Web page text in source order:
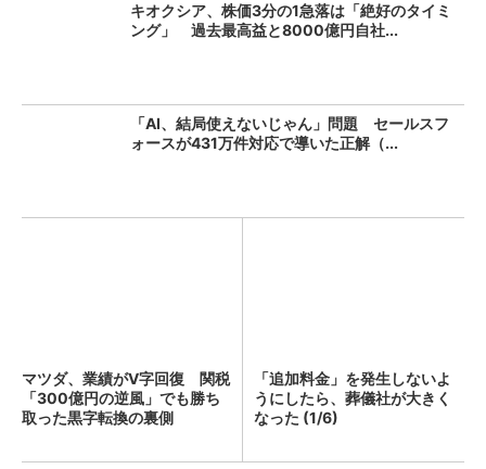
キオクシア、株価3分の1急落は「絶好のタイミ
ング」 過去最高益と8000億円自社...
「AI、結局使えないじゃん」問題 セールスフ
ォースが431万件対応で導いた正解（...
マツダ、業績がV字回復 関税
「300億円の逆風」でも勝ち
取った黒字転換の裏側
「追加料金」を発生しないよ
うにしたら、葬儀社が大きく
なった (1/6)